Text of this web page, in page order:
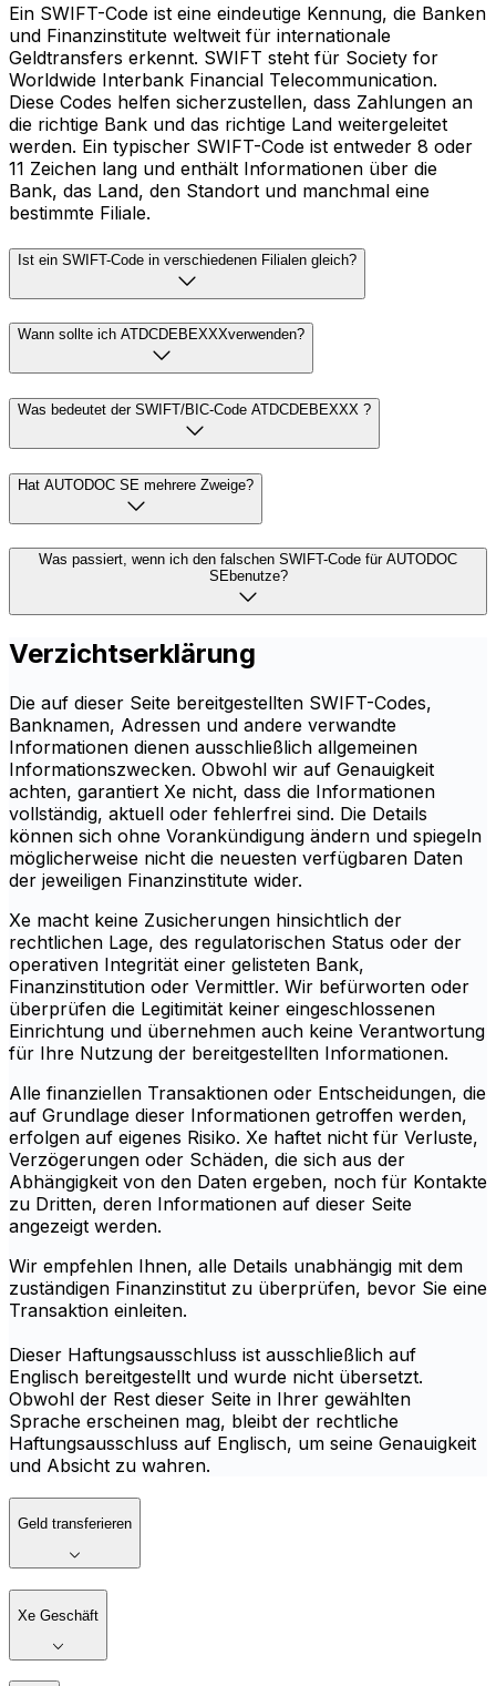
Ein SWIFT-Code ist eine eindeutige Kennung, die Banken
und Finanzinstitute weltweit für internationale
Geldtransfers erkennt. SWIFT steht für Society for
Worldwide Interbank Financial Telecommunication.
Diese Codes helfen sicherzustellen, dass Zahlungen an
die richtige Bank und das richtige Land weitergeleitet
werden. Ein typischer SWIFT-Code ist entweder 8 oder
11 Zeichen lang und enthält Informationen über die
Bank, das Land, den Standort und manchmal eine
bestimmte Filiale.
Ist ein SWIFT-Code in verschiedenen Filialen gleich?
Wann sollte ich ATDCDEBEXXXverwenden?
Was bedeutet der SWIFT/BIC-Code ATDCDEBEXXX ?
Hat AUTODOC SE mehrere Zweige?
Was passiert, wenn ich den falschen SWIFT-Code für AUTODOC
SEbenutze?
Verzichtserklärung
Die auf dieser Seite bereitgestellten SWIFT-Codes,
Banknamen, Adressen und andere verwandte
Informationen dienen ausschließlich allgemeinen
Informationszwecken. Obwohl wir auf Genauigkeit
achten, garantiert Xe nicht, dass die Informationen
vollständig, aktuell oder fehlerfrei sind. Die Details
können sich ohne Vorankündigung ändern und spiegeln
möglicherweise nicht die neuesten verfügbaren Daten
der jeweiligen Finanzinstitute wider.
Xe macht keine Zusicherungen hinsichtlich der
rechtlichen Lage, des regulatorischen Status oder der
operativen Integrität einer gelisteten Bank,
Finanzinstitution oder Vermittler. Wir befürworten oder
überprüfen die Legitimität keiner eingeschlossenen
Einrichtung und übernehmen auch keine Verantwortung
für Ihre Nutzung der bereitgestellten Informationen.
Alle finanziellen Transaktionen oder Entscheidungen, die
auf Grundlage dieser Informationen getroffen werden,
erfolgen auf eigenes Risiko. Xe haftet nicht für Verluste,
Verzögerungen oder Schäden, die sich aus der
Abhängigkeit von den Daten ergeben, noch für Kontakte
zu Dritten, deren Informationen auf dieser Seite
angezeigt werden.
Wir empfehlen Ihnen, alle Details unabhängig mit dem
zuständigen Finanzinstitut zu überprüfen, bevor Sie eine
Transaktion einleiten.
Dieser Haftungsausschluss ist ausschließlich auf
Englisch bereitgestellt und wurde nicht übersetzt.
Obwohl der Rest dieser Seite in Ihrer gewählten
Sprache erscheinen mag, bleibt der rechtliche
Haftungsausschluss auf Englisch, um seine Genauigkeit
und Absicht zu wahren.
Geld transferieren
Xe Geschäft